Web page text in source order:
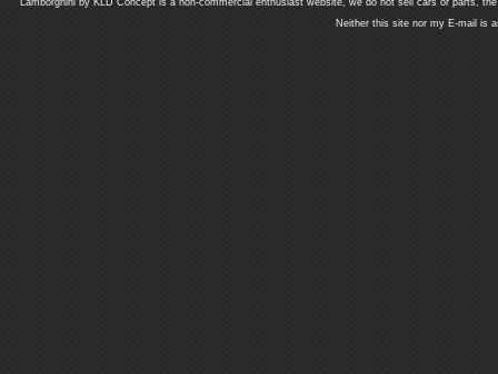
Lamborghini by KLD Concept is a non-commercial enthusiast website, we do not sell cars or parts,
Neither this site nor my E-mail is